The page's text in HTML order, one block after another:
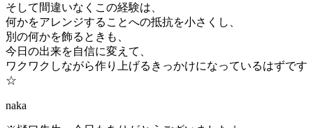
そして間違いなくこの経験は、
何かをアレンジすることへの抵抗を小さくし、
別の何かを飾るときも、
今日の出来を自信に変えて、
ワクワクしながら作り上げるきっかけになっているはずです
☆
naka